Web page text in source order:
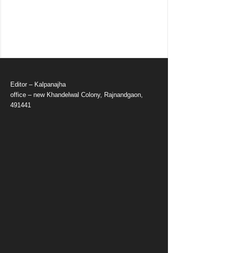
Editor – Kalpanajha
office – new Khandelwal Colony, Rajnandgaon,
491441